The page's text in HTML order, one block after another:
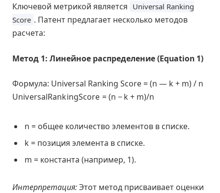
Ключевой метрикой является Universal Ranking
Score . Патент предлагает несколько методов
расчета:
Метод 1: Линейное распределение (Equation 1)
Формула: Universal Ranking Score = (n — k + m) / n
UniversalRankingScore = (n −k + m)/n
n = общее количество элементов в списке.
k = позиция элемента в списке.
m = константа (например, 1).
Интерпретация:Этот метод присваивает оценки